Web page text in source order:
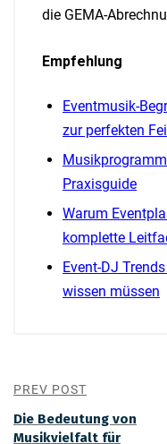
die GEMA-
Empfehlung
Eventmusik-
zur perfekten
Praxisguide
Warum
komplette
Event-DJ
wissen müssen
PREV POST
Die Bedeutung von
Musikvielfalt für